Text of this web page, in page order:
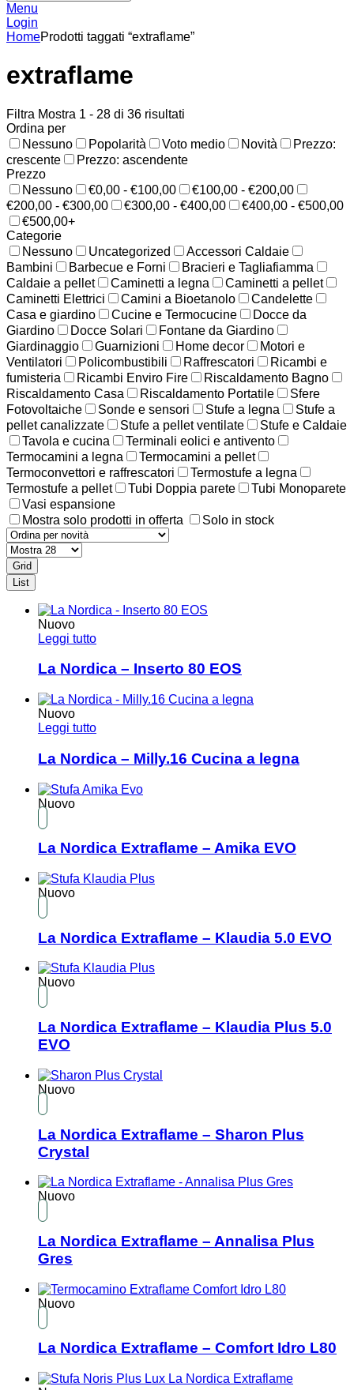
Menu
Login
HomeProdotti taggati “extraflame”
extraflame
Filtra Mostra 1 - 28 di 36 risultati
Ordina per
Nessuno
Popolarità Voto medio Novità
Prezzo:
crescente
Prezzo: ascendente
Prezzo
Nessuno
€0,00 - €100,00
€100,00 - €200,00
€200,00 - €300,00
€300,00 - €400,00
€400,00 - €500,00
€500,00+
Categorie
Nessuno
Uncategorized
Accessori Caldaie
Bambini
Barbecue e Forni
Bracieri e Tagliafiamma
Caldaie a pellet
Caminetti a legna
Caminetti a pellet
Caminetti Elettrici
Camini a Bioetanolo
Candelette
Casa e giardino
Cucine e Termocucine
Docce da
Giardino
Docce Solari
Fontane da Giardino
Giardinaggio
Guarnizioni Home decor
Motori e
Ventilatori
Policombustibili Raffrescatori
Ricambi e
fumisteria
Ricambi Enviro Fire
Riscaldamento Bagno
Riscaldamento Casa
Riscaldamento Portatile
Sfere
Fotovoltaiche
Sonde e sensori Stufe a legna
Stufe a
pellet canalizzate
Stufe a pellet ventilate
Stufe e Caldaie
Tavola e cucina
Terminali eolici e antivento
Termocamini a legna
Termocamini a pellet
Termoconvettori e raffrescatori
Termostufe a legna
Termostufe a pellet
Tubi Doppia parete
Tubi Monoparete
Vasi espansione
Mostra solo prodotti in offerta
Solo in stock
Grid
List
Nuovo
Leggi tutto
La Nordica – Inserto 80 EOS
Nuovo
Leggi tutto
La Nordica – Milly.16 Cucina a legna
Nuovo
La Nordica Extraflame – Amika EVO
Nuovo
La Nordica Extraflame – Klaudia 5.0 EVO
Nuovo
La Nordica Extraflame – Klaudia Plus 5.0
EVO
Nuovo
La Nordica Extraflame – Sharon Plus
Crystal
Nuovo
La Nordica Extraflame – Annalisa Plus
Gres
Nuovo
La Nordica Extraflame – Comfort Idro L80